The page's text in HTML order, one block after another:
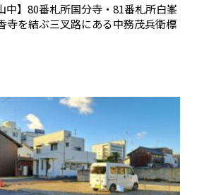
中】80番札所国分寺・81番札所白峯
寺を結ぶ三叉路にある中務茂兵衛標